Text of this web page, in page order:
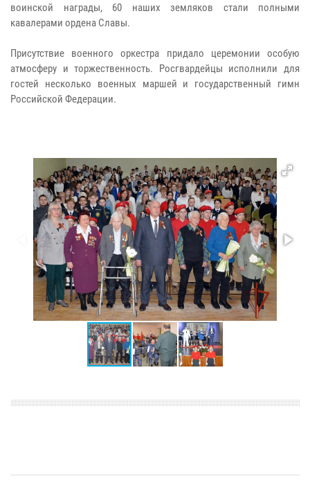
воинской награды, 60 наших земляков стали полными
кавалерами ордена Славы.
Присутствие военного оркестра придало церемонии особую
атмосферу и торжественность. Росгвардейцы исполнили для
гостей несколько военных маршей и государственный гимн
Российской Федерации.